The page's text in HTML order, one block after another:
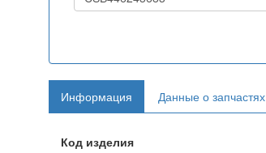
Информация Данные о запчастях
Код изделия